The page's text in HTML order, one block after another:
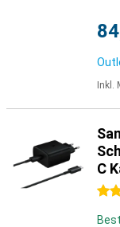
Inkl.
C
4.5